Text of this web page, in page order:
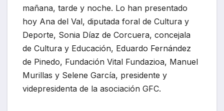
mañana, tarde y noche. Lo han presentado
hoy Ana del Val, diputada foral de Cultura y
Deporte, Sonia Díaz de Corcuera, concejala
de Cultura y Educación, Eduardo Fernández
de Pinedo, Fundación Vital Fundazioa, Manuel
Murillas y Selene García, presidente y
videpresidenta de la asociación GFC.